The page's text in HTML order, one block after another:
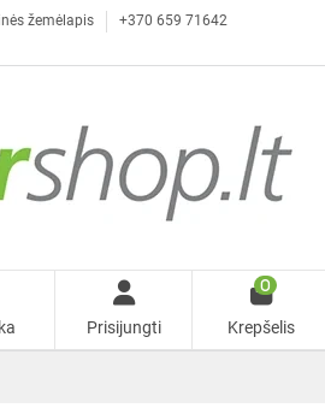
žemėlapis
+370 659 71642
Prisijungti
0
Krepšelis